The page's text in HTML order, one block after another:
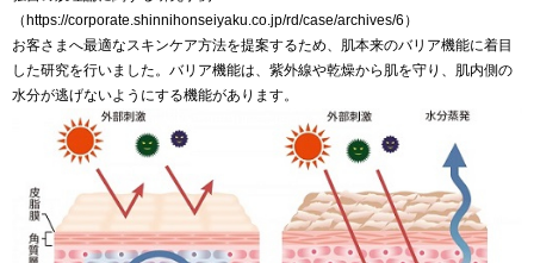
（https://corporate.shinnihonseiyaku.co.jp/rd/case/archives/6）
お客さまへ最適なスキンケア方法を提案するため、肌本来のバリア機能に着目
した研究を行いました。バリア機能は、紫外線や乾燥から肌を守り、肌内側の
水分が逃げないようにする機能があります。